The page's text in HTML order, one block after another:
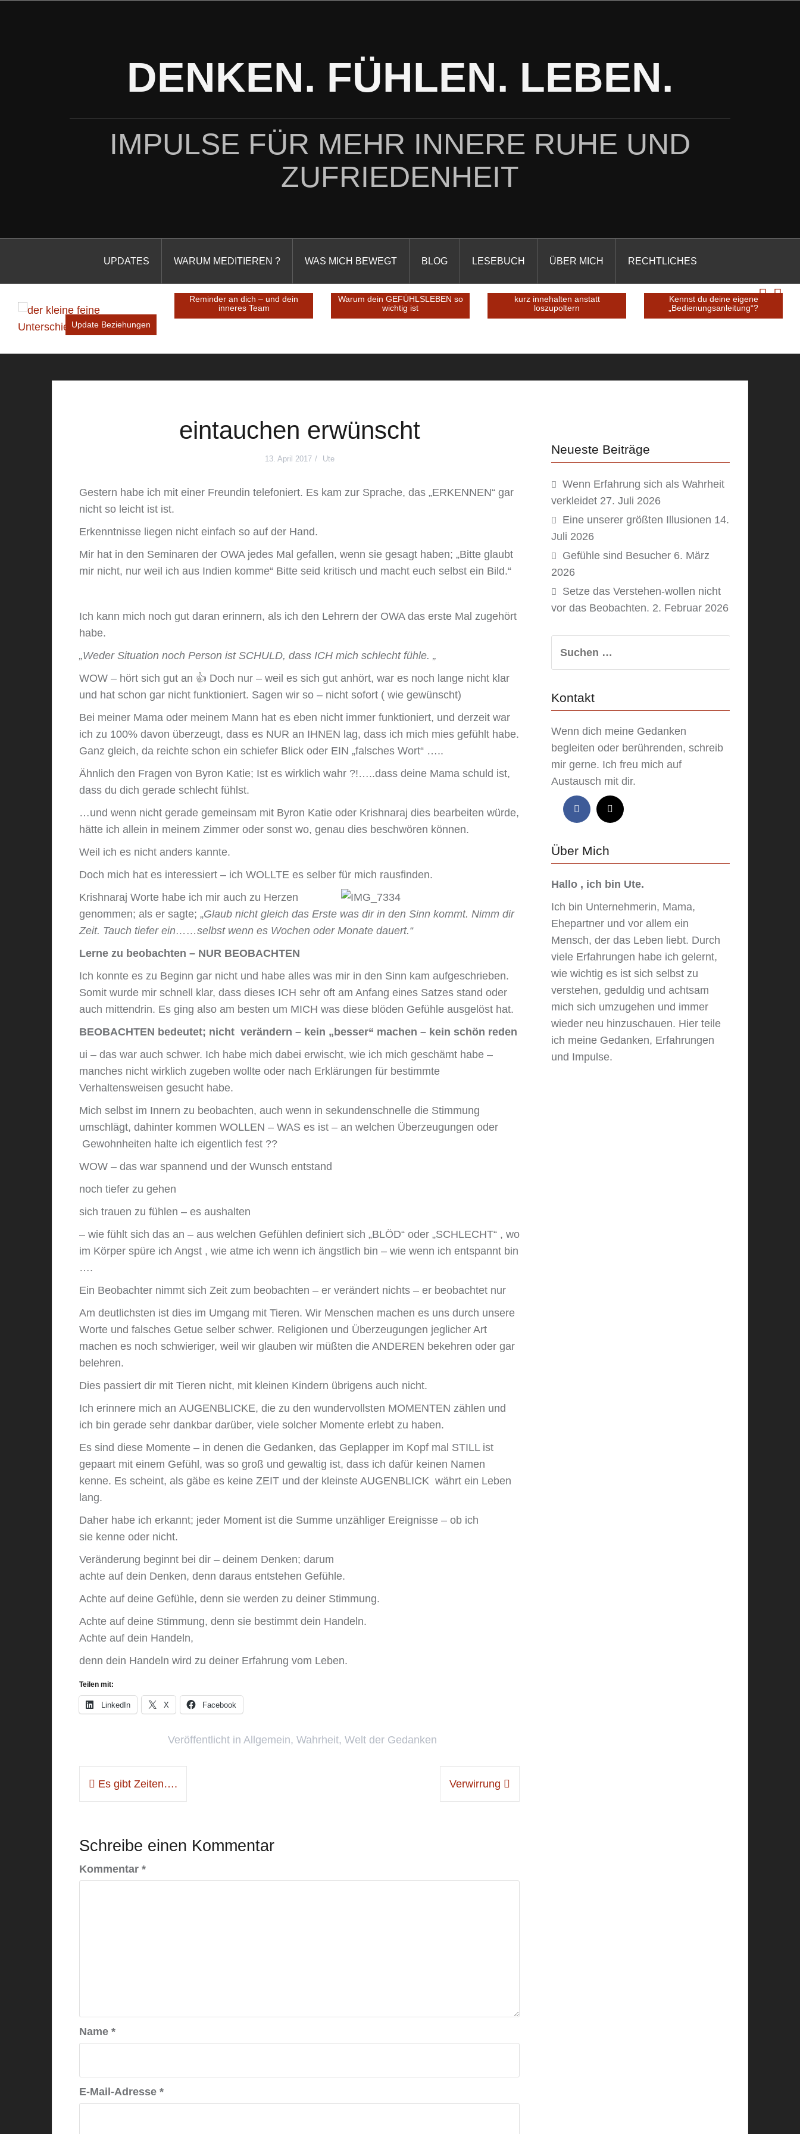
DENKEN. FÜHLEN. LEBEN.
IMPULSE FÜR MEHR INNERE RUHE UND
ZUFRIEDENHEIT
UPDATES WARUM MEDITIEREN ? WAS MICH BEWEGT BLOG LESEBUCH ÜBER MICH RECHTLICHES
Innenwelt trifft Außenwelt
Reminder an dich – und dein
inneres Team
Warum dein GEFÜHLSLEBEN so
wichtig ist
kurz innehalten anstatt
loszupoltern
eintauchen erwünscht
13. April 2017 Ute
Gestern habe ich mit einer Freundin telefoniert. Es kam zur Sprache, das „ERKENNEN“ gar
nicht so leicht ist ist.
Erkenntnisse liegen nicht einfach so auf der Hand.
Mir hat in den Seminaren der OWA jedes Mal gefallen, wenn sie gesagt haben; „Bitte glaubt
mir nicht, nur weil ich aus Indien komme“ Bitte seid kritisch und macht euch selbst ein Bild.“
Ich kann mich noch gut daran erinnern, als ich den Lehrern der OWA das erste Mal zugehört
habe.
„Weder Situation noch Person ist SCHULD, dass ICH mich schlecht fühle. „
WOW – hört sich gut an 👍 Doch nur – weil es sich gut anhört, war es noch lange nicht klar
und hat schon gar nicht funktioniert. Sagen wir so – nicht sofort ( wie gewünscht)
Bei meiner Mama oder meinem Mann hat es eben nicht immer funktioniert, und derzeit war
ich zu 100% davon überzeugt, dass es NUR an IHNEN lag, dass ich mich mies gefühlt habe.
Ganz gleich, da reichte schon ein schiefer Blick oder EIN „falsches Wort“ …..
Ähnlich den Fragen von Byron Katie; Ist es wirklich wahr ?!…..dass deine Mama schuld ist,
dass du dich gerade schlecht fühlst.
…und wenn nicht gerade gemeinsam mit Byron Katie oder Krishnaraj dies bearbeiten würde,
hätte ich allein in meinem Zimmer oder sonst wo, genau dies beschwören können.
Weil ich es nicht anders kannte.
Doch mich hat es interessiert – ich WOLLTE es selber für mich rausfinden.
Krishnaraj Worte habe ich mir auch zu Herzen
genommen; als er sagte; „Glaub nicht gleich das Erste was dir in den Sinn kommt. Nimm dir
Zeit. Tauch tiefer ein……selbst wenn es Wochen oder Monate dauert.“
Lerne zu beobachten – NUR BEOBACHTEN
Ich konnte es zu Beginn gar nicht und habe alles was mir in den Sinn kam aufgeschrieben.
Somit wurde mir schnell klar, dass dieses ICH sehr oft am Anfang eines Satzes stand oder
auch mittendrin. Es ging also am besten um MICH was diese blöden Gefühle ausgelöst hat.
BEOBACHTEN bedeutet; nicht verändern – kein „besser“ machen – kein schön reden
ui – das war auch schwer. Ich habe mich dabei erwischt, wie ich mich geschämt habe –
manches nicht wirklich zugeben wollte oder nach Erklärungen für bestimmte
Verhaltensweisen gesucht habe.
Mich selbst im Innern zu beobachten, auch wenn in sekundenschnelle die Stimmung
umschlägt, dahinter kommen WOLLEN – WAS es ist – an welchen Überzeugungen oder
Gewohnheiten halte ich eigentlich fest ??
WOW – das war spannend und der Wunsch entstand
noch tiefer zu gehen
sich trauen zu fühlen – es aushalten
– wie fühlt sich das an – aus welchen Gefühlen definiert sich „BLÖD“ oder „SCHLECHT“ , wo
im Körper spüre ich Angst , wie atme ich wenn ich ängstlich bin – wie wenn ich entspannt bin
….
Ein Beobachter nimmt sich Zeit zum beobachten – er verändert nichts – er beobachtet nur
Am deutlichsten ist dies im Umgang mit Tieren. Wir Menschen machen es uns durch unsere
Worte und falsches Getue selber schwer. Religionen und Überzeugungen jeglicher Art
machen es noch schwieriger, weil wir glauben wir müßten die ANDEREN bekehren oder gar
belehren.
Dies passiert dir mit Tieren nicht, mit kleinen Kindern übrigens auch nicht.
Ich erinnere mich an AUGENBLICKE, die zu den wundervollsten MOMENTEN zählen und
ich bin gerade sehr dankbar darüber, viele solcher Momente erlebt zu haben.
Es sind diese Momente – in denen die Gedanken, das Geplapper im Kopf mal STILL ist
gepaart mit einem Gefühl, was so groß und gewaltig ist, dass ich dafür keinen Namen
kenne. Es scheint, als gäbe es keine ZEIT und der kleinste AUGENBLICK währt ein Leben
lang.
Daher habe ich erkannt; jeder Moment ist die Summe unzähliger Ereignisse – ob ich
sie kenne oder nicht.
Veränderung beginnt bei dir – deinem Denken; darum
achte auf dein Denken, denn daraus entstehen Gefühle.
Achte auf deine Gefühle, denn sie werden zu deiner Stimmung.
Achte auf deine Stimmung, denn sie bestimmt dein Handeln.
Achte auf dein Handeln,
denn dein Handeln wird zu deiner Erfahrung vom Leben.
Teilen mit:
LinkedIn X Facebook
Veröffentlicht in Allgemein, Wahrheit, Welt der Gedanken
Beitragsnavigation
Es gibt Zeiten…. Verwirrung
Schreibe einen Kommentar
Kommentar *
Name *
E-Mail-Adresse *
Neueste Beiträge
Wenn Erfahrung sich als Wahrheit
verkleidet 27. Juli 2026
Eine unserer größten Illusionen 14.
Juli 2026
Gefühle sind Besucher 6. März
2026
Setze das Verstehen-wollen nicht
vor das Beobachten. 2. Februar 2026
nach:
Kontakt
Wenn dich meine Gedanken
begleiten oder berührenden, schreib
mir gerne. Ich freu mich auf
Austausch mit dir.
Über Mich
Hallo , ich bin Ute.
Ich bin Unternehmerin, Mama,
Ehepartner und vor allem ein
Mensch, der das Leben liebt. Durch
viele Erfahrungen habe ich gelernt,
wie wichtig es ist sich selbst zu
verstehen, geduldig und achtsam
mich sich umzugehen und immer
wieder neu hinzuschauen. Hier teile
ich meine Gedanken, Erfahrungen
und Impulse.